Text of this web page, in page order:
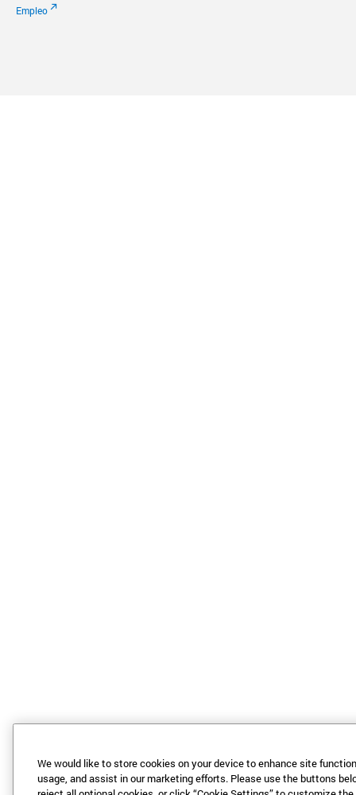
Empleo
We would like to store cookies on your device to enhance site
usage, and assist in our marketing efforts. Please use the buttons